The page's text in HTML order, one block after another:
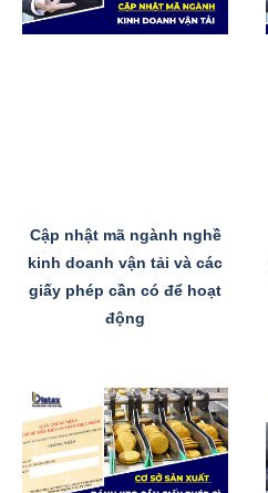
Cập nhật mã ngành nghề
kinh doanh vận tải và các
giấy phép cần có để hoạt
động